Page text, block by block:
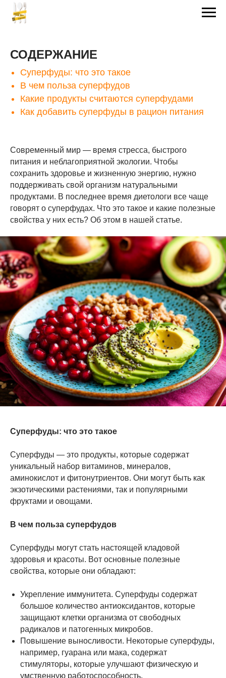
СОДЕРЖАНИЕ
Суперфуды: что это такое
В чем польза суперфудов
Какие продукты считаются суперфудами
Как добавить суперфуды в рацион питания
Современный мир — время стресса, быстрого
питания и неблагоприятной экологии. Чтобы
сохранить здоровье и жизненную энергию, нужно
поддерживать свой организм натуральными
продуктами. В последнее время диетологи все чаще
говорят о суперфудах. Что это такое и какие полезные
свойства у них есть? Об этом в нашей статье.
Суперфуды: что это такое
Суперфуды — это продукты, которые содержат
уникальный набор витаминов, минералов,
аминокислот и фитонутриентов. Они могут быть как
экзотическими растениями, так и популярными
фруктами и овощами.
В чем польза суперфудов
Суперфуды могут стать настоящей кладовой
здоровья и красоты. Вот основные полезные
свойства, которые они обладают:
Укрепление иммунитета. Суперфуды содержат
большое количество антиоксидантов, которые
защищают клетки организма от свободных
радикалов и патогенных микробов.
Повышение выносливости. Некоторые суперфуды,
например, гуарана или мака, содержат
стимуляторы, которые улучшают физическую и
умственную работоспособность.